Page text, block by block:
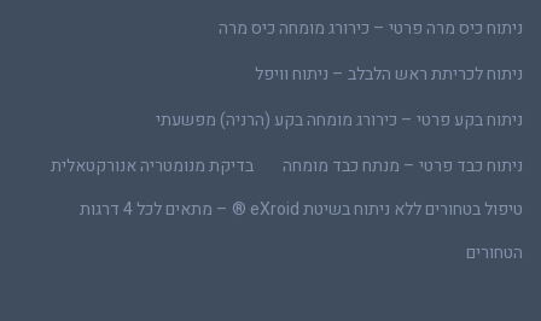
ניתוח כיס מרה פרטי – כירורג מומחה כיס מרה
ניתוח לכריתת ראש הלבלב – ניתוח וויפל
ניתוח בקע פרטי – כירורג מומחה בקע (הרניה) מפשעתי
ניתוח כבד פרטי – מנתח כבד מומחה
בדיקת מנומטריה אנורקטאלית
טיפול בטחורים ללא ניתוח בשיטת eXroid ® – מתאים לכל 4 דרגות
הטחורים